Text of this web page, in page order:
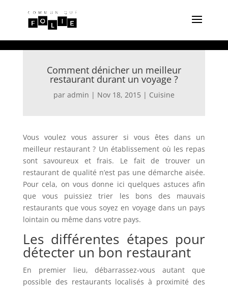
Comment dénicher un meilleur
restaurant durant un voyage ?
par admin | Nov 18, 2015 | Cuisine
Vous voulez vous assurer si vous êtes dans un
meilleur restaurant ? Un établissement où les repas
sont savoureux et frais. Le fait de trouver un
restaurant de qualité n’est pas une démarche aisée.
Pour cela, on vous donne ici quelques astuces afin
que vous puissiez trier les bons des mauvais
restaurants que vous soyez en voyage dans un pays
lointain ou même dans votre pays.
Les différentes étapes pour
détecter un bon restaurant
En premier lieu, débarrassez-vous autant que
possible des restaurants localisés à proximité des